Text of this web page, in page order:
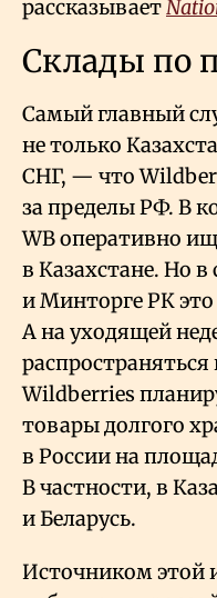
рассказывает
Склады по
Самый главный
не только
СНГ, — что
за пределы РФ. В
WB оперативно
в Казахстане. Но
и Минторге РК это
А на уходящей
Wildberries
товары долгого
в России на
В частности, в
и Беларусь.
Источником этой